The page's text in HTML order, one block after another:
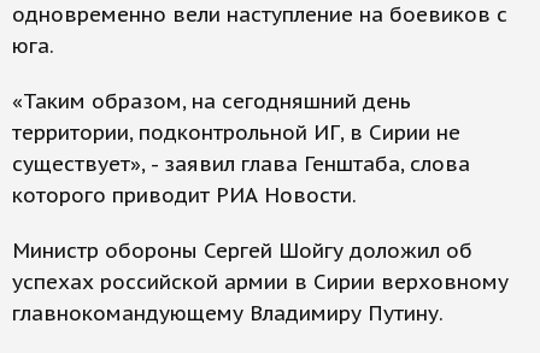
одновременно вели наступление на боевиков с
юга.
«Таким образом, на сегодняшний день
территории, подконтрольной ИГ, в Сирии не
существует», - заявил глава Генштаба, слова
которого приводит РИА Новости.
Министр обороны Сергей Шойгу доложил об
успехах российской армии в Сирии верховному
главнокомандующему Владимиру Путину.